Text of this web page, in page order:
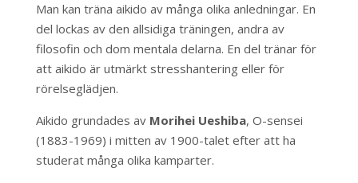
Man kan träna aikido av många olika anledningar. En
del lockas av den allsidiga träningen, andra av
filosofin och dom mentala delarna. En del tränar för
att aikido är utmärkt stresshantering eller för
rörelseglädjen.
Aikido grundades avMorihei Ueshiba, O-sensei
(1883-1969) i mitten av 1900-talet efter att ha
studerat många olika kamparter.